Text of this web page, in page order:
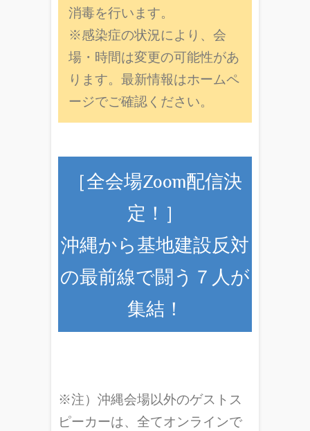
消毒を行います。
※感染症の状況により、会
場・時間は変更の可能性があ
ります。最新情報はホームペ
ージでご確認ください。
［全会場Zoom配信決
定！］
沖縄から基地建設反対
の最前線で闘う７人が
集結！
※注）沖縄会場以外のゲストス
ピーカーは、全てオンラインで